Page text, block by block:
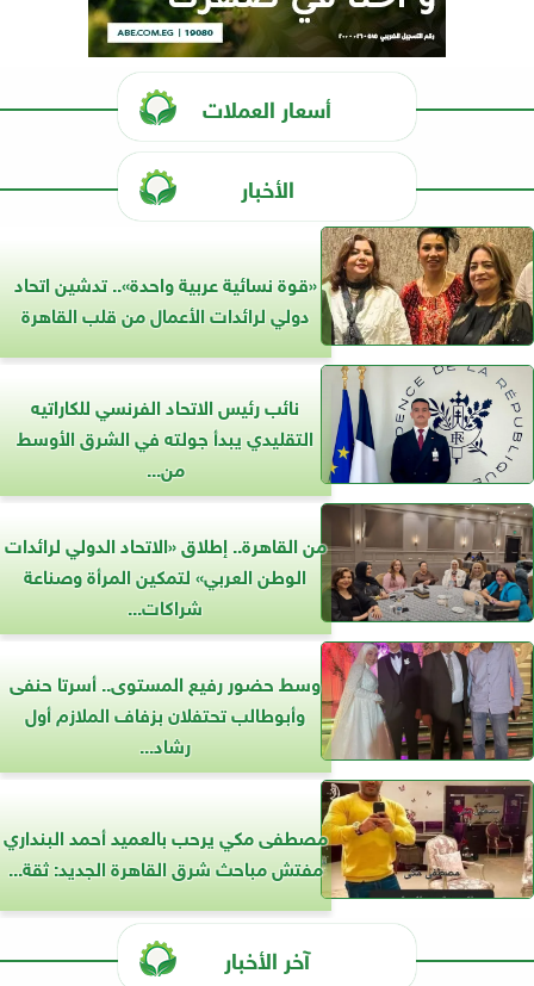
أسعار العملات
الأخبار
«قوة نسائية عربية واحدة».. تدشين اتحاد
دولي لرائدات الأعمال من قلب القاهرة
نائب رئيس الاتحاد الفرنسي للكاراتيه
التقليدي يبدأ جولته في الشرق الأوسط
من...
من القاهرة.. إطلاق «الاتحاد الدولي لرائدات
الوطن العربي» لتمكين المرأة وصناعة
شراكات...
وسط حضور رفيع المستوى.. أسرتا حنفى
وأبوطالب تحتفلان بزفاف الملازم أول
رشاد...
مصطفى مكي يرحب بالعميد أحمد البنداري
مفتش مباحث شرق القاهرة الجديد: ثقة...
آخر الأخبار